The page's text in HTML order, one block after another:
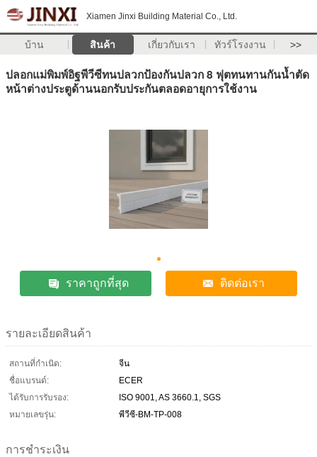
Xiamen Jinxi Building Material Co., Ltd.
บ้าน สินค้า เกี่ยวกับเรา ทัวร์โรงงาน >>
ปลอกแม่พิมพ์อิฐพีวีซีทนปลวกป้องกันปลวก 8 ​​ฟุตทนทานกันน้ำตัด
หน้าต่างประตูด้านนอกรับประกันตลอดอายุการใช้งาน
ราคาถูกที่สุด ติดต่อเรา
รายละเอียดสินค้า
สถานที่กำเนิด:
จีน
ชื่อแบรนด์:
ECER
ได้รับการรับรอง:
ISO 9001, AS 3660.1, SGS
หมายเลขรุ่น:
พีวีซี-BM-TP-008
การชำระเงิน